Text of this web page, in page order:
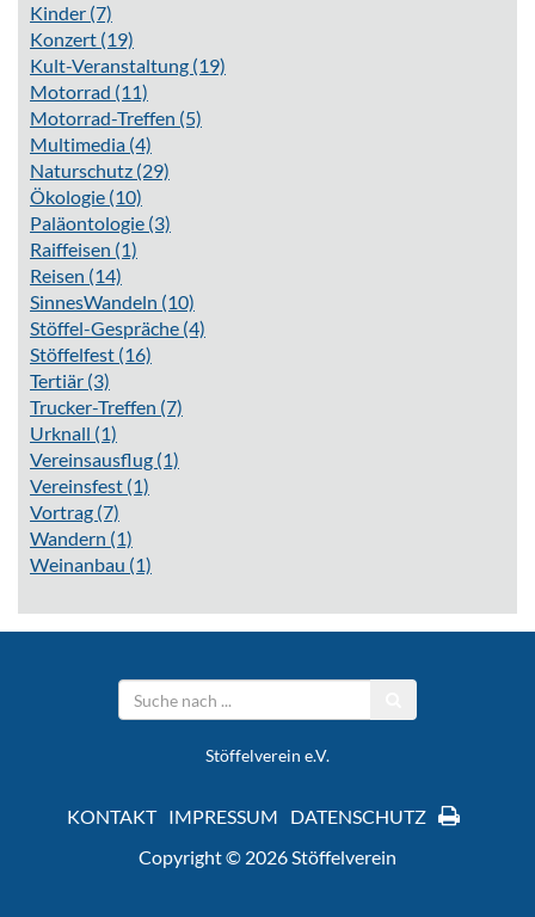
Kinder (7)
Konzert (19)
Kult-Veranstaltung (19)
Motorrad (11)
Motorrad-Treffen (5)
Multimedia (4)
Naturschutz (29)
Ökologie (10)
Paläontologie (3)
Raiffeisen (1)
Reisen (14)
SinnesWandeln (10)
Stöffel-Gespräche (4)
Stöffelfest (16)
Tertiär (3)
Trucker-Treffen (7)
Urknall (1)
Vereinsausflug (1)
Vereinsfest (1)
Vortrag (7)
Wandern (1)
Weinanbau (1)
Stöffelverein e.V.
KONTAKT IMPRESSUM
DATENSCHUTZ
Copyright © 2026 Stöffelverein